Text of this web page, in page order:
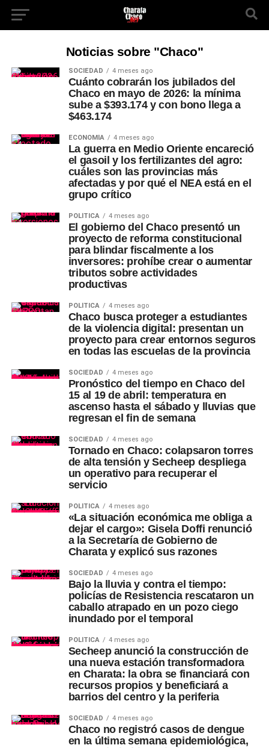
Noticias sobre "Chaco"
SOCIEDAD 4 meses ago
Cuánto cobrarán los jubilados del
Chaco en mayo de 2026: la mínima
sube a $393.174 y con bono llega a
$463.174
ECONOMÍA 4 meses ago
La guerra en Medio Oriente encareció
el gasoil y los fertilizantes del agro:
cuáles son las provincias más
afectadas y por qué el NEA está en el
grupo crítico
POLÍTICA 4 meses ago
El gobierno del Chaco presentó un
proyecto de reforma constitucional
para blindar fiscalmente a los
inversores: prohíbe crear o aumentar
tributos sobre actividades
productivas
POLÍTICA 4 meses ago
Chaco busca proteger a estudiantes
de la violencia digital: presentan un
proyecto para crear entornos seguros
en todas las escuelas de la provincia
SOCIEDAD 4 meses ago
Pronóstico del tiempo en Chaco del
15 al 19 de abril: temperatura en
ascenso hasta el sábado y lluvias que
regresan el fin de semana
SOCIEDAD 4 meses ago
Tornado en Chaco: colapsaron torres
de alta tensión y Secheep despliega
un operativo para recuperar el
servicio
POLÍTICA 4 meses ago
«La situación económica me obliga a
dejar el cargo»: Gisela Doffi renunció
a la Secretaría de Gobierno de
Charata y explicó sus razones
SOCIEDAD 4 meses ago
Bajo la lluvia y contra el tiempo:
policías de Resistencia rescataron un
caballo atrapado en un pozo ciego
inundado por el temporal
POLÍTICA 4 meses ago
Secheep anunció la construcción de
una nueva estación transformadora
en Charata: la obra se financiará con
recursos propios y beneficiará a
barrios del centro y la periferia
SOCIEDAD 4 meses ago
Chaco no registró casos de dengue
en la última semana epidemiológica,